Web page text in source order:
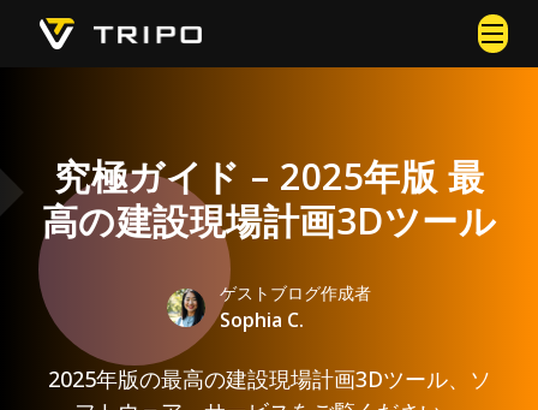
究極ガイド – 2025年版 最
高の建設現場計画3Dツール
ゲストブログ作成者
Sophia C.
2025年版の最高の建設現場計画3Dツール、ソ